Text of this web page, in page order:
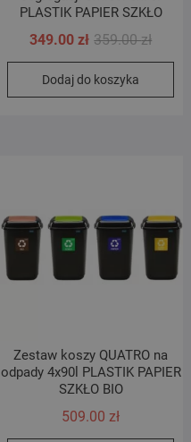
PLASTIK PAPIER SZKŁO
359.00zł
cena
359.00
349.00zł
cena
349.00
Dodaj do koszyka
Zestaw koszy QUATRO na
odpady 4x90l PLASTIK PAPIER
SZKŁO BIO
509.00 zł